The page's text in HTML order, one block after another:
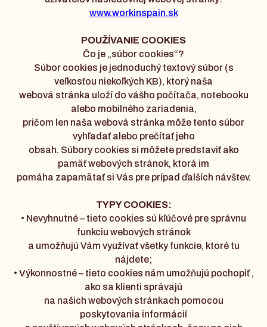
www.workinspain.sk
POUŽÍVANIE COOKIES
Čo je „súbor cookies“?
Súbor cookies je jednoduchý textový súbor (s
veľkosťou niekoľkých KB), ktorý naša
webová stránka uloží do vášho počítača, notebooku
alebo mobilného zariadenia,
pričom len naša webová stránka môže tento súbor
vyhľadať alebo prečítať jeho
obsah. Súbory cookies si môžete predstaviť ako
pamäť webových stránok, ktorá im
pomáha zapamätať si Vás pre prípad ďalších návštev.
TYPY COOKIES:
• Nevyhnutné – tieto cookies sú kľúčové pre správnu
funkciu webových stránok
a umožňujú Vám využívať všetky funkcie, ktoré tu
nájdete;
• Výkonnostné – tieto cookies nám umožňujú pochopiť ,
ako sa klienti správajú
na našich webových stránkach pomocou
poskytovania informácií